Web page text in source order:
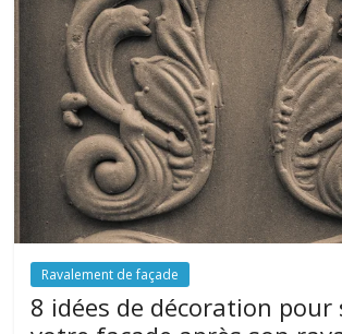
Ravalement de façade
8 idées de décoration